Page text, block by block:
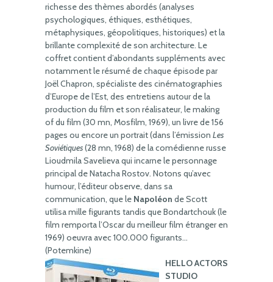
richesse des thèmes abordés (analyses
psychologiques, éthiques, esthétiques,
métaphysiques, géopolitiques, historiques) et la
brillante complexité de son architecture. Le
coffret contient d’abondants suppléments avec
notamment le résumé de chaque épisode par
Joël Chapron, spécialiste des cinématographies
d’Europe de l’Est, des entretiens autour de la
production du film et son réalisateur, le making
of du film (30 mn, Mosfilm, 1969), un livre de 156
pages ou encore un portrait (dans l’émission Les
Soviétiques(28 mn, 1968) de la comédienne russe
Lioudmila Savelieva qui incarne le personnage
principal de Natacha Rostov. Notons qu’avec
humour, l’éditeur observe, dans sa
communication, que le Napoléon de Scott
utilisa mille figurants tandis que Bondartchouk (le
film remporta l’Oscar du meilleur film étranger en
1969) oeuvra avec 100.000 figurants…
(Potemkine)
HELLO ACTORS
STUDIO